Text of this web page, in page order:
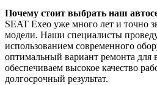
Почему стоит выбрать наш
SEAT Exeo уже много лет и точно
модели. Наши специалисты
использованием современного
оптимальный вариант ремонта
обеспечиваем высокое качество
долгосрочный результат.